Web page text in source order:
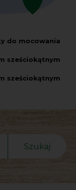
do mocowania
sześciokątnym
sześciokątnym
Szukaj